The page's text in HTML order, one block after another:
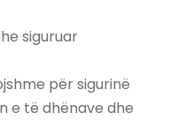
siguruar
për sigurinë
e të dhënave dhe